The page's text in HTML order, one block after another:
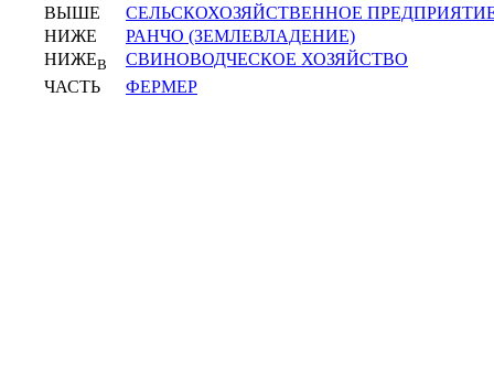
ВЫШЕ
СЕЛЬСКОХОЗЯЙСТВЕННОЕ
НИЖЕ
РАНЧО (ЗЕМЛЕВЛАДЕНИЕ)
НИЖЕВ
СВИНОВОДЧЕСКОЕ ХОЗЯЙСТВО
ЧАСТЬ
ФЕРМЕР